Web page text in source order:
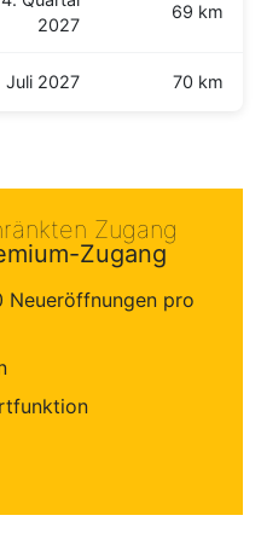
2027
69 km
Juli 2027 70 km
Zugang
Zugang
pro